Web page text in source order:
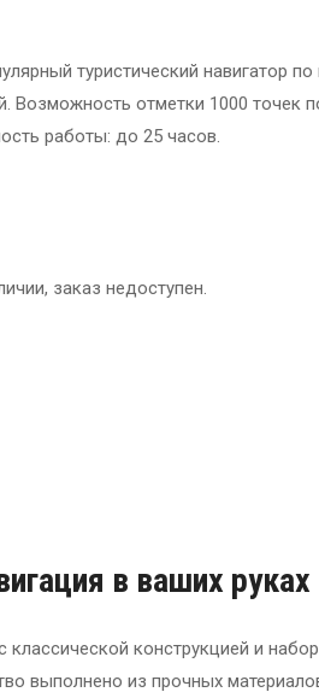
туристический навигатор
Возможность отметки 1000 точек
работы: до 25 часов.
заказ недоступен.
в ваших руках
классической конструкцией и
выполнено из прочных